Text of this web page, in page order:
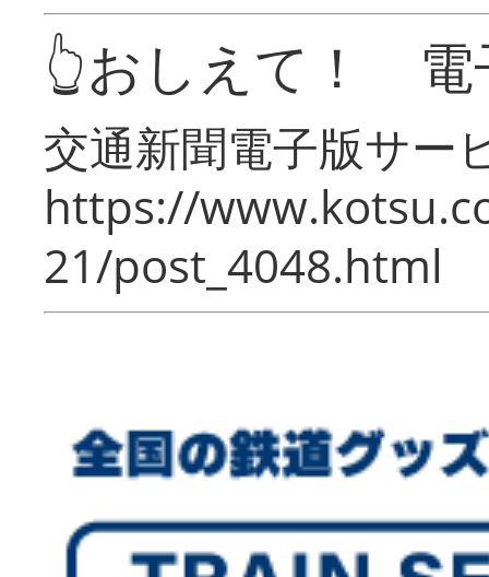
👆おしえて！ 電
交通新聞電子版サー
https://
21/post_4048.html